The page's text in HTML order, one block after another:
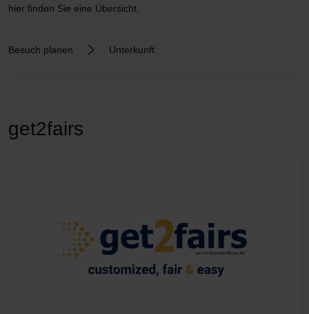
hier finden Sie eine Übersicht.
Besuch planen Unterkunft
get2fairs